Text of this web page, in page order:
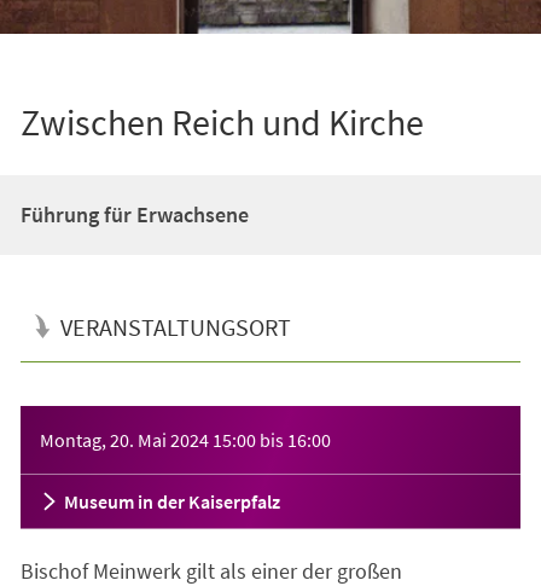
Zwischen Reich und Kirche
Führung für Erwachsene
VERANSTALTUNGSORT
Montag, 20. Mai 2024 15:00 bis 16:00
Museum in der Kaiserpfalz
Bischof Meinwerk gilt als einer der großen